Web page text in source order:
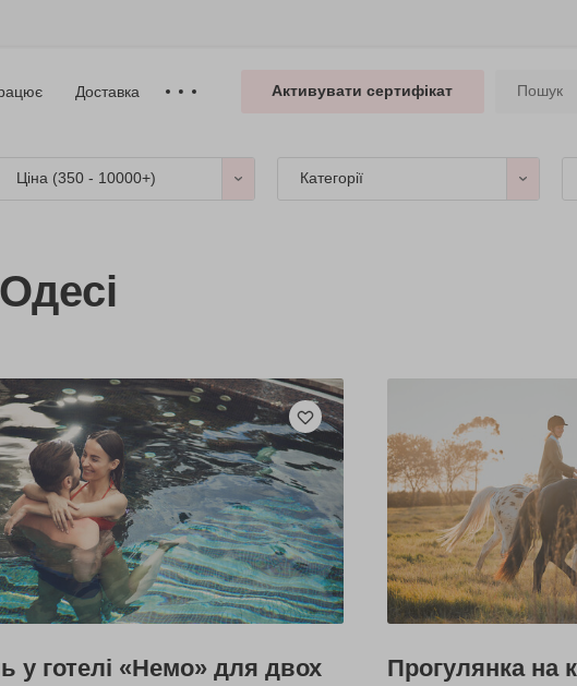
Доставка Активувати сертифікат
Ціна (350 - 10000+) Категорії
у готелі «Немо» для двох Прогулянка на